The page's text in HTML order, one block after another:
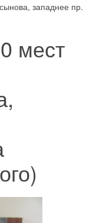
западнее пр.
мест